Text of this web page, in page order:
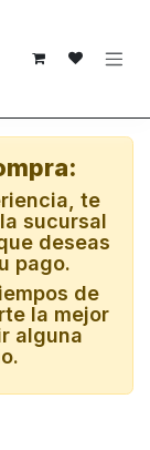
te
sucursal
deseas
pago.
de
la mejor
alguna